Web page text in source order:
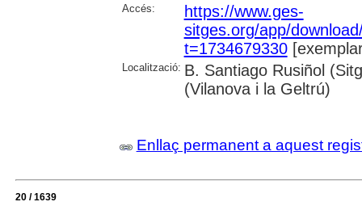
Accés:
https://www.ges-
sitges.org/app/
t=1734679330
Localització: B. Santiago Rusiñol
(Vilanova i la Geltrú)
Enllaç permanent a aquest
20 / 1639